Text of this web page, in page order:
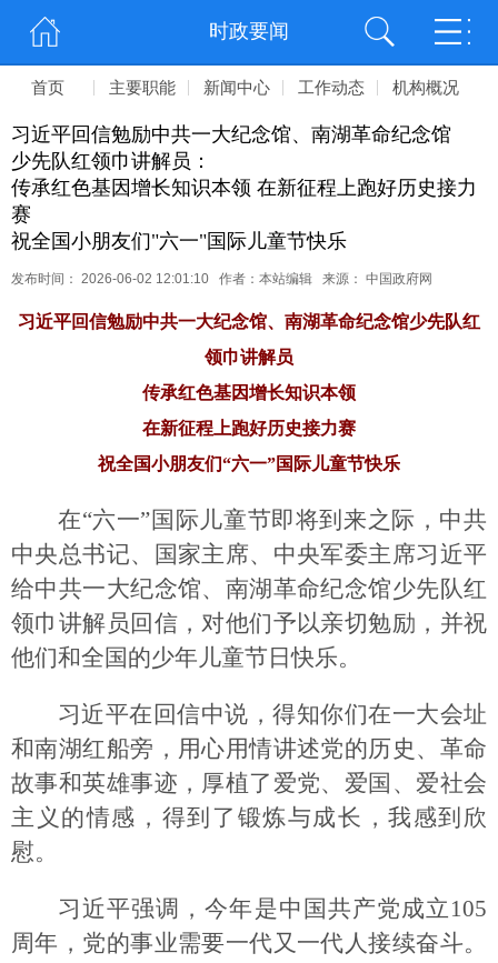
时政要闻
首页 主要职能 新闻中心 工作动态 机构概况
习近平回信勉励中共一大纪念馆、南湖革命纪念馆
少先队红领巾讲解员：
传承红色基因增长知识本领 在新征程上跑好历史接力
赛
祝全国小朋友们"六一"国际儿童节快乐
发布时间： 2026-06-02 12:01:10 作者：本站编辑 来源： 中国政府网
习近平回信勉励中共一大纪念馆、南湖革命纪念馆少先队红
领巾讲解员
传承红色基因增长知识本领
在新征程上跑好历史接力赛
祝全国小朋友们“六一”国际儿童节快乐
在“六一”国际儿童节即将到来之际，中共
中央总书记、国家主席、中央军委主席习近平
给中共一大纪念馆、南湖革命纪念馆少先队红
领巾讲解员回信，对他们予以亲切勉励，并祝
他们和全国的少年儿童节日快乐。
习近平在回信中说，得知你们在一大会址
和南湖红船旁，用心用情讲述党的历史、革命
故事和英雄事迹，厚植了爱党、爱国、爱社会
主义的情感，得到了锻炼与成长，我感到欣
慰。
习近平强调，今年是中国共产党成立105
周年，党的事业需要一代又一代人接续奋斗。